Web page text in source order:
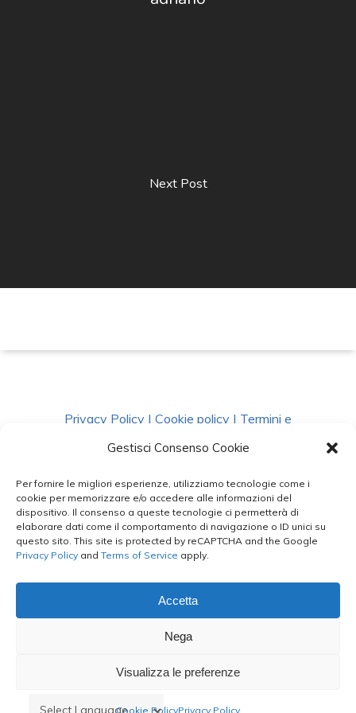
Gestisci Consenso Cookie
Per fornire le migliori esperienze, utilizziamo tecnologie come i
cookie per memorizzare e/o accedere alle informazioni del
dispositivo. Il consenso a queste tecnologie ci permetterà di
elaborare dati come il comportamento di navigazione o ID unici su
questo sito. This site is protected by reCAPTCHA and the Google
Privacy Policy and Terms of Service apply.
Accetta
Nega
Visualizza le preferenze
Cookie PolicyPrivacy Policy
Next Post
Privacy Policy | Cookie policy | Termini e
Condizioni|Richiedi Dati
facebook instagram whatsappphone
email
Le Bontà del Capo ©